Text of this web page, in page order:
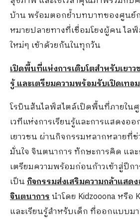
บ้าน พร้อมตอกย้ำบทบาทของศูนย์ก
หมายปลายทางที่เชื่อมโยงผู้คน ไล
ใหม่ๆ เข้าด้วยกันในทุกวัน
เปิดพื้นที่แห่งการเติบโตสำหรับเยา
รู้ และเตรียมความพร้อมรับเปิดเทอม
โรบินสันไลฟ์สไตล์เปิดพื้นที่ภายใน
เวทีแห่งการเรียนรู้และการแสดงอ
เยาวชน ผ่านกิจกรรมหลากหลายที่ช่
มั่นใจ จินตนาการ ทักษะการคิด แล
เตรียมความพร้อมก่อนก้าวเข้าสู่ปีก
เป็นกิจกรรมส่งเสริมความกล้าแสด
จินตนาการนำโดย Kidzooona หรือ
และเรียนรู้สำหรับเด็ก ที่ออกแบบม